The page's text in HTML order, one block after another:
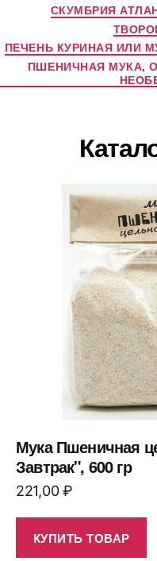
СКУМБРИЯ
ПЕЧЕНЬ КУРИНАЯ ИЛИ
ПШЕНИЧНАЯ МУКА,
Мука Пшеничная
Завтрак", 600 гр
221,00₽
КУПИТЬ ТОВАР